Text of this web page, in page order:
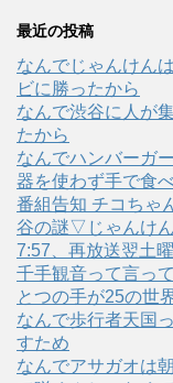
最近の投稿
なんでじゃんけん
ビに勝ったから
なんで渋谷に人が
たから
なんでハンバーガ
器を使わず手で食
番組告知 チコち
谷の謎▽じゃんけ
7:57、再放送翌土
千手観音って言っ
とつの手が25の世
なんで歩行者天国
すため
なんでアサガオは